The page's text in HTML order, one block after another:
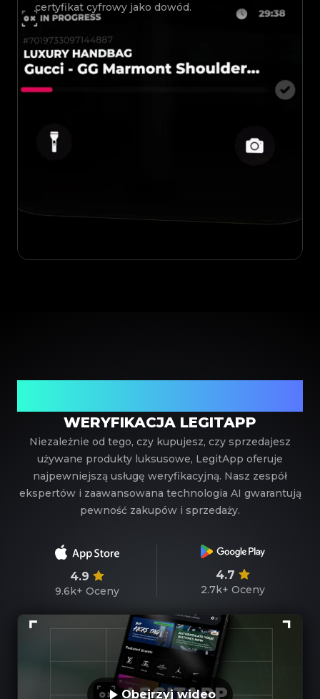
certyfikat cyfrowy jako dowód.
WERYFIKACJA LEGITAPP
Niezależnie od tego, czy kupujesz, czy sprzedajesz
używane produkty luksusowe, LegitApp oferuje
najpewniejszą usługę weryfikacyjną. Nasz zespół
ekspertów i zaawansowana technologia AI gwarantują
pewność zakupów i sprzedaży.
4.9
9.6k+ Oceny
4.7
2.7k+ Oceny
Obejrzyj wideo